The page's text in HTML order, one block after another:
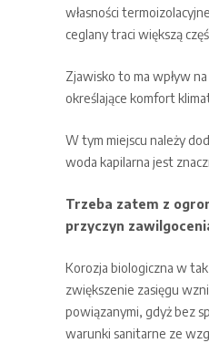
własności
ceglany traci większą
Zjawisko to ma wpływ
określające komfort
W tym miejscu należy
woda kapilarna jest
Trzeba zatem z
przyczyn
Korozja biologiczna w
zwiększenie zasięgu
powiązanymi, gdyż bez
warunki sanitarne ze